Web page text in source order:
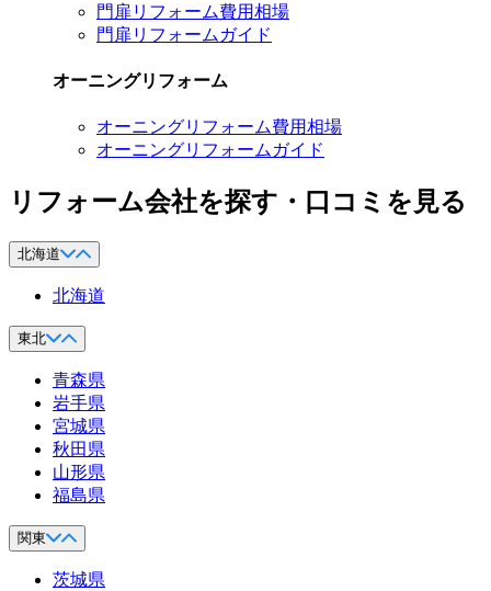
門扉リフォーム費用相場
門扉リフォームガイド
オーニングリフォーム
オーニングリフォーム費用相場
オーニングリフォームガイド
リフォーム会社を探す・口コミを見る
北海道
北海道
東北
青森県
岩手県
宮城県
秋田県
山形県
福島県
関東
茨城県